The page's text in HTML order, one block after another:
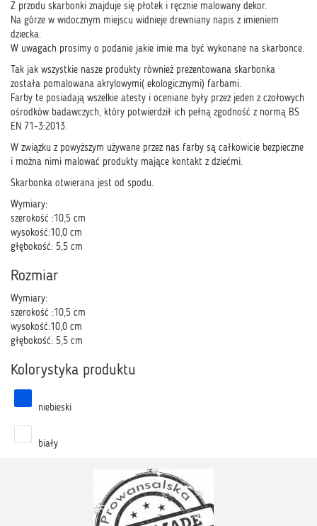
Z przodu skarbonki znajduje się płotek i ręcznie malowany dekor.
Na górze w widocznym miejscu widnieje drewniany napis z imieniem
dziecka.
W uwagach prosimy o podanie jakie imie ma być wykonane na skarbonce.
Tak jak wszystkie nasze produkty również prezentowana skarbonka
została pomalowana akrylowymi( ekologicznymi) farbami.
Farby te posiadają wszelkie atesty i oceniane były przez jeden z czołowych
ośrodków badawczych, który potwierdził ich pełną zgodność z normą BS
EN 71-3:2013.
W związku z powyższym używane przez nas farby są całkowicie bezpieczne
i można nimi malować produkty mające kontakt z dziećmi.
Skarbonka otwierana jest od spodu.
Wymiary:
szerokość :10,5 cm
wysokość:10,0 cm
głębokość: 5,5 cm
Rozmiar
Wymiary:
szerokość :10,5 cm
wysokość:10,0 cm
głębokość: 5,5 cm
Kolorystyka produktu
niebieski
biały